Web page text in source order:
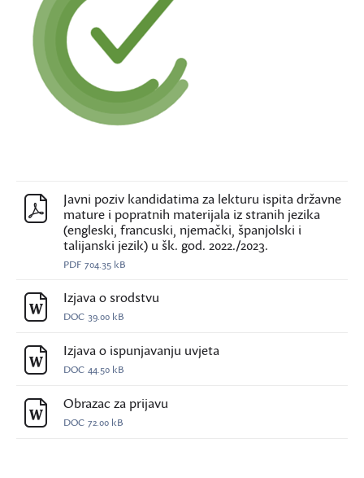
Javni poziv kandidatima za lekturu ispita državne
mature i popratnih materijala iz stranih jezika
(engleski, francuski, njemački, španjolski i
talijanski jezik) u šk. god. 2022./2023.
PDF 704.35 kB
Izjava o srodstvu
DOC 39.00 kB
Izjava o ispunjavanju uvjeta
DOC 44.50 kB
Obrazac za prijavu
DOC 72.00 kB